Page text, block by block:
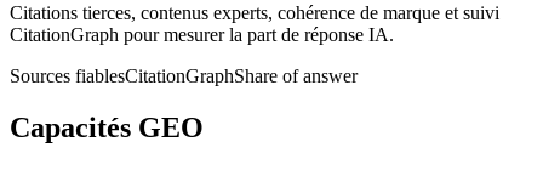
Citations tierces, contenus experts, cohérence de marque et suivi
CitationGraph pour mesurer la part de réponse IA.
Sources fiablesCitationGraphShare of answer
Capacités GEO